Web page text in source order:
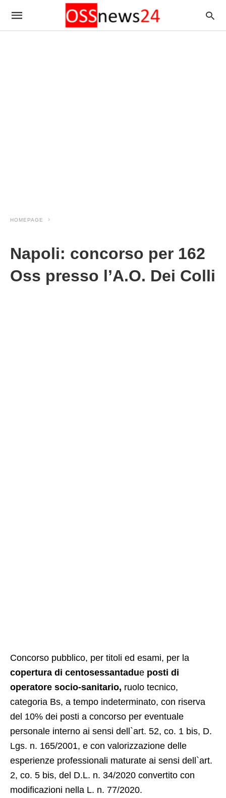
HOMEPAGE
Napoli: concorso per 162
Oss presso l’A.O. Dei Colli
Concorso pubblico, per titoli ed esami, per la
copertura di centosessantadue posti di
operatore socio-sanitario, ruolo tecnico,
categoria Bs, a tempo indeterminato, con riserva
del 10% dei posti a concorso per eventuale
personale interno ai sensi dell`art. 52, co. 1 bis, D.
Lgs. n. 165/2001, e con valorizzazione delle
esperienze professionali maturate ai sensi dell`art.
2, co. 5 bis, del D.L. n. 34/2020 convertito con
modificazioni nella L. n. 77/2020.